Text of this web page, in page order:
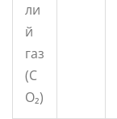
ли
й
газ
(C
O₂)